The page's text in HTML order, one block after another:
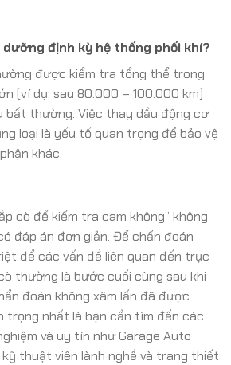
dưỡng định kỳ hệ thống phối khí?
được kiểm tra tổng thể trong
(ví dụ: sau 80.000 – 100.000 km)
bất thường. Việc thay dầu động cơ
loại là yếu tố quan trọng để bảo vệ
khác.
cò để kiểm tra cam không” không
đáp án đơn giản. Để chẩn đoán
để các vấn đề liên quan đến trục
thường là bước cuối cùng sau khi
đoán không xâm lấn đã được
trọng nhất là bạn cần tìm đến các
và uy tín như Garage Auto
kỹ thuật viên lành nghề và trang thiết